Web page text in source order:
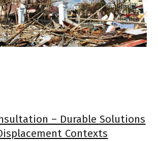
– Durable Solutions
Contexts